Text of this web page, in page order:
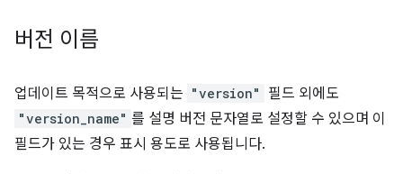
버전 이름
업데이트 목적으로 사용되는 "version" 필드 외에도
"version_name" 를 설명 버전 문자열로 설정할 수 있으며 이
필드가 있는 경우 표시 용도로 사용됩니다.